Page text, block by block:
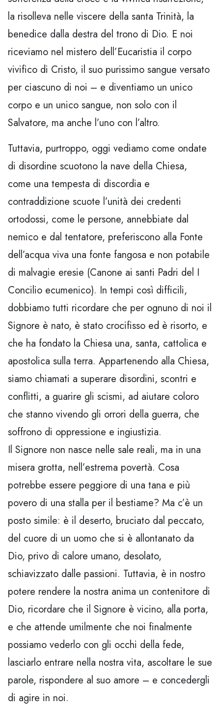
la risolleva nelle viscere della santa Trinità, la
benedice dalla destra del trono di Dio. E noi
riceviamo nel mistero dell’Eucaristia il corpo
vivifico di Cristo, il suo purissimo sangue versato
per ciascuno di noi – e diventiamo un unico
corpo e un unico sangue, non solo con il
Salvatore, ma anche l’uno con l’altro.
Tuttavia, purtroppo, oggi vediamo come ondate
di disordine scuotono la nave della Chiesa,
come una tempesta di discordia e
contraddizione scuote l’unità dei credenti
ortodossi, come le persone, annebbiate dal
nemico e dal tentatore, preferiscono alla Fonte
dell’acqua viva una fonte fangosa e non potabile
di malvagie eresie (Canone ai santi Padri del I
Concilio ecumenico). In tempi così difficili,
dobbiamo tutti ricordare che per ognuno di noi il
Signore è nato, è stato crocifisso ed è risorto, e
che ha fondato la Chiesa una, santa, cattolica e
apostolica sulla terra. Appartenendo alla Chiesa,
siamo chiamati a superare disordini, scontri e
conflitti, a guarire gli scismi, ad aiutare coloro
che stanno vivendo gli orrori della guerra, che
soffrono di oppressione e ingiustizia.
Il Signore non nasce nelle sale reali, ma in una
misera grotta, nell’estrema povertà. Cosa
potrebbe essere peggiore di una tana e più
povero di una stalla per il bestiame? Ma c’è un
posto simile: è il deserto, bruciato dal peccato,
del cuore di un uomo che si è allontanato da
Dio, privo di calore umano, desolato,
schiavizzato dalle passioni. Tuttavia, è in nostro
potere rendere la nostra anima un contenitore di
Dio, ricordare che il Signore è vicino, alla porta,
e che attende umilmente che noi finalmente
possiamo vederlo con gli occhi della fede,
lasciarlo entrare nella nostra vita, ascoltare le sue
parole, rispondere al suo amore – e concedergli
di agire in noi.